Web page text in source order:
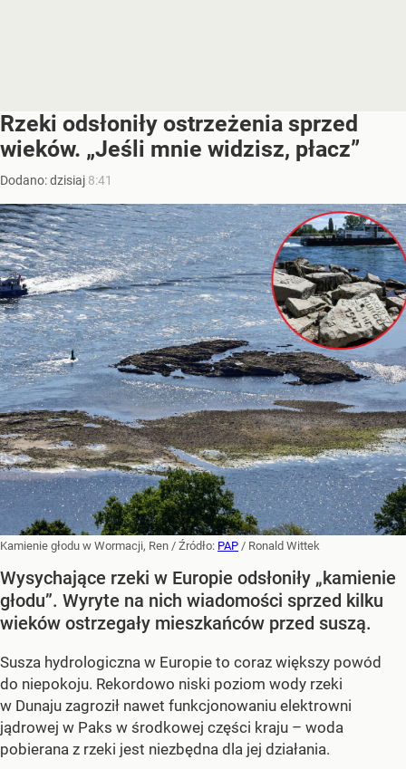
Rzeki odsłoniły ostrzeżenia sprzed
wieków. „Jeśli mnie widzisz, płacz”
Dodano:dzisiaj 8:41
Kamienie głodu w Wormacji, Ren / Źródło: PAP / Ronald Wittek
Wysychające rzeki w Europie odsłoniły „kamienie
głodu”. Wyryte na nich wiadomości sprzed kilku
wieków ostrzegały mieszkańców przed suszą.
Susza hydrologiczna w Europie to coraz większy powód
do niepokoju. Rekordowo niski poziom wody rzeki
w Dunaju zagroził nawet funkcjonowaniu elektrowni
jądrowej w Paks w środkowej części kraju – woda
pobierana z rzeki jest niezbędna dla jej działania.